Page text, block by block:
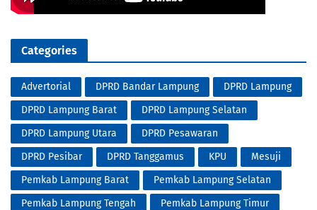
Categories
Advertorial DPRD Bandar Lampung
DPRD Lampung
DPRD Lampung Barat
DPRD Lampung Selatan
DPRD Lampung Utara
DPRD Pesawaran
DPRD Pesibar
DPRD Tanggamus KPU
Mesuji
Pemkab Lampung Barat
Pemkab Lampung Selatan
Pemkab Lampung Tengah
Pemkab Lampung Timur